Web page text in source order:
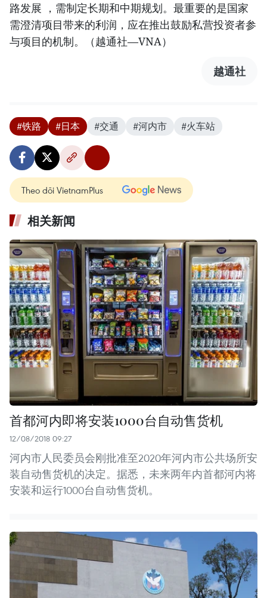
路发展 ，需制定长期和中期规划。最重要的是国家
需澄清项目带来的利润，应在推出鼓励私营投资者参
与项目的机制。（越通社—VNA）
越通社
#铁路 #日本 #交通 #河内市 #火车站
Theo dõi VietnamPlus
相关新闻
首都河内即将安装1000台自动售货机
12/08/2018 09:27
河内市人民委员会刚批准至2020年河内市公共场所安
装自动售货机的决定。据悉，未来两年内首都河内将
安装和运行1000台自动售货机。